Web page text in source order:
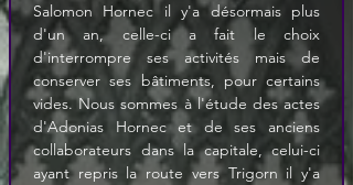
Salomon Hornec il y'a désormais plus
d'un an, celle-ci a fait le choix
d'interrompre ses activités mais de
conserver ses bâtiments, pour certains
vides. Nous sommes à l'étude des actes
d'Adonias Hornec et de ses anciens
collaborateurs dans la capitale, celui-ci
ayant repris la route vers Trigorn il y'a